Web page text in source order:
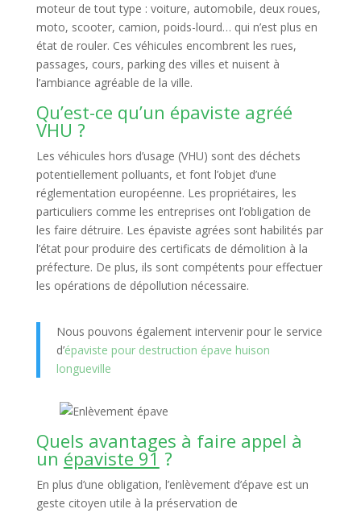
moteur de tout type : voiture, automobile, deux roues,
moto, scooter, camion, poids-lourd… qui n’est plus en
état de rouler. Ces véhicules encombrent les rues,
passages, cours, parking des villes et nuisent à
l’ambiance agréable de la ville.
Qu’est-ce qu’un épaviste agréé
VHU ?
Les véhicules hors d’usage (VHU) sont des déchets
potentiellement polluants, et font l’objet d’une
réglementation européenne. Les propriétaires, les
particuliers comme les entreprises ont l’obligation de
les faire détruire. Les épaviste agrées sont habilités par
l’état pour produire des certificats de démolition à la
préfecture. De plus, ils sont compétents pour effectuer
les opérations de dépollution nécessaire.
Nous pouvons également intervenir pour le service
d’épaviste pour destruction épave huison
longueville
Quels avantages à faire appel à
un épaviste 91 ?
En plus d’une obligation, l’enlèvement d’épave est un
geste citoyen utile à la préservation de